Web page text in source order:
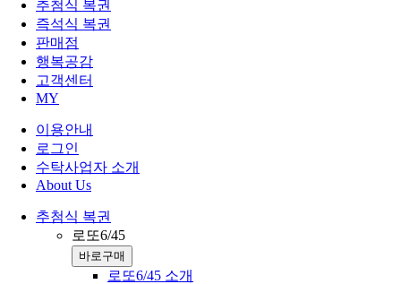
추첨식 복권
즉석식 복권
판매점
행복공감
고객센터
MY
이용안내
로그인
수탁사업자 소개
About Us
추첨식 복권
로또6/45
바로구매
로또6/45 소개